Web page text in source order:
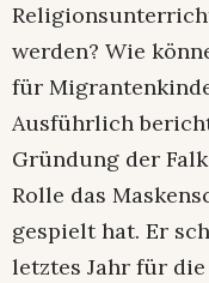
werden? Wie
für
Ausführlich
Gründung der
Rolle das
gespielt hat. Er
letztes Jahr für